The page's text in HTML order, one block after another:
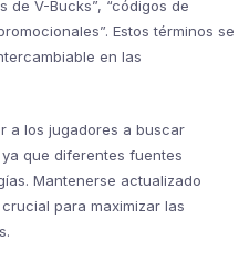
de V-Bucks”, “códigos de
Estos términos se
en las
a los jugadores a buscar
que diferentes fuentes
Mantenerse actualizado
para maximizar las